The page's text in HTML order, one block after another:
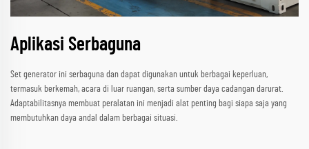
Aplikasi Serbaguna
Set generator ini serbaguna dan dapat digunakan untuk berbagai keperluan,
termasuk berkemah, acara di luar ruangan, serta sumber daya cadangan darurat.
Adaptabilitasnya membuat peralatan ini menjadi alat penting bagi siapa saja yang
membutuhkan daya andal dalam berbagai situasi.